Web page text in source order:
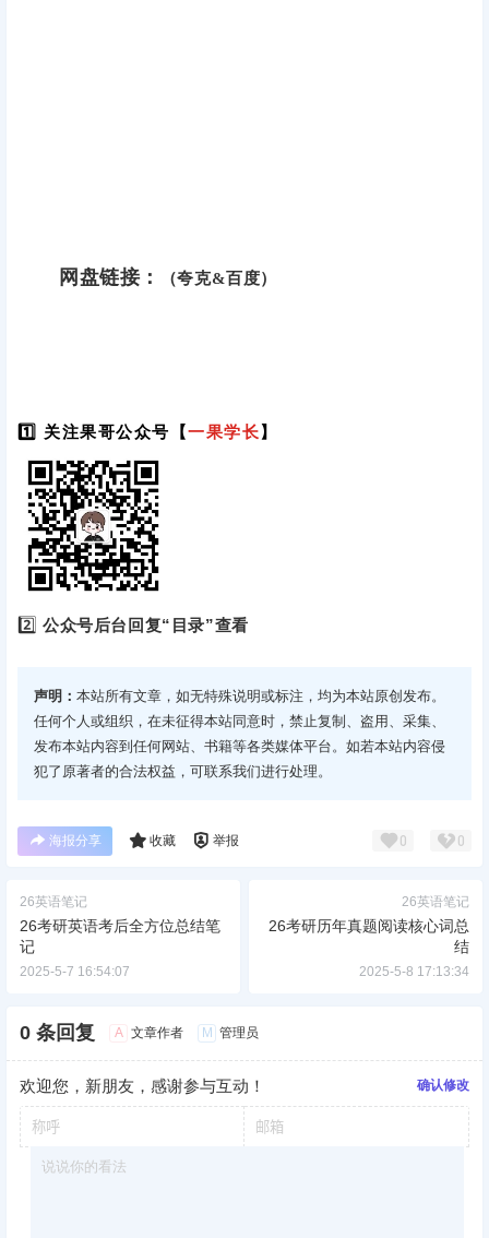
网盘链接： （夸克&百度）
1️⃣ 关注果哥公众号【一果学长】
2️⃣公众号后台回复“目录”查看
声明： 本站所有文章，如无特殊说明或标注，均为本站原创发布。
任何个人或组织，在未征得本站同意时，禁止复制、盗用、采集、
发布本站内容到任何网站、书籍等各类媒体平台。如若本站内容侵
犯了原著者的合法权益，可联系我们进行处理。
海报分享 收藏 举报 0 0
26英语笔记
26考研英语考后全方位总结笔
记
2025-5-7 16:54:07
26英语笔记
26考研历年真题阅读核心词总
结
2025-5-8 17:13:34
0 条回复 A 文章作者 M 管理员
欢迎您，新朋友，感谢参与互动！ 确认修改